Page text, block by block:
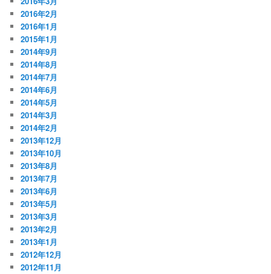
2016年2月
2016年1月
2015年1月
2014年9月
2014年8月
2014年7月
2014年6月
2014年5月
2014年3月
2014年2月
2013年12月
2013年10月
2013年8月
2013年7月
2013年6月
2013年5月
2013年3月
2013年2月
2013年1月
2012年12月
2012年11月